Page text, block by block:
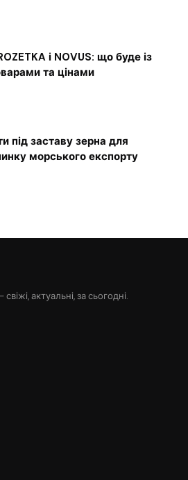
і NOVUS: що буде із
та цінами
під заставу зерна для
морського експорту
актуальні, за сьогодні.